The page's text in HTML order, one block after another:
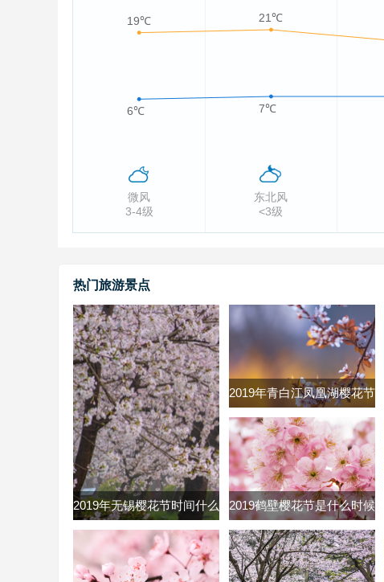
19℃ 21℃
6℃ 7℃
微风 东北风
3-4级
<3级
热门旅游景点
2019年无锡樱花节时间什么
时候 无锡鼋头渚樱花节
2019时间门票
2019年青白江凤凰湖樱花节
什么时候 2019青白江樱花
节时间及票价
2019鹤壁樱花节是什么时候
2019河南鹤壁市樱花节几号